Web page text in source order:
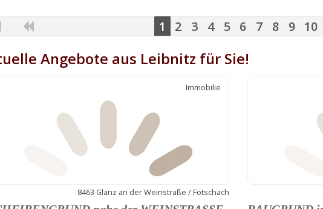
1 2 3 4 5 6 7 8 9 10
Angebote aus Leibnitz für Sie!
Immobilie
8463 Glanz an der Weinstraße / Fötschach